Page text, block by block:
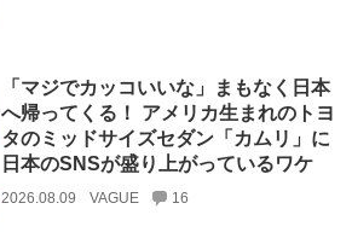
「マジでカッコいいな」まもなく日本
へ帰ってくる！ アメリカ生まれのトヨ
タのミッドサイズセダン「カムリ」に
日本のSNSが盛り上がっているワケ
2026.08.09 VAGUE 16